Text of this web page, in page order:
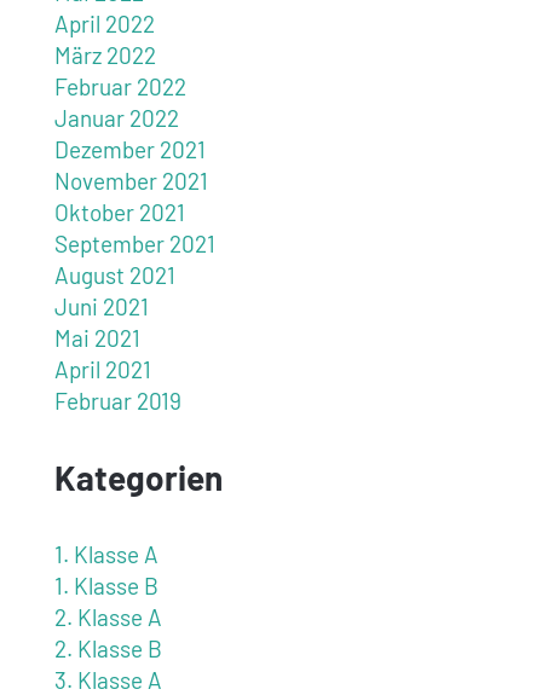
April 2022
März 2022
Februar 2022
Januar 2022
Dezember 2021
November 2021
Oktober 2021
September 2021
August 2021
Juni 2021
Mai 2021
April 2021
Februar 2019
Kategorien
1. Klasse A
1. Klasse B
2. Klasse A
2. Klasse B
3. Klasse A